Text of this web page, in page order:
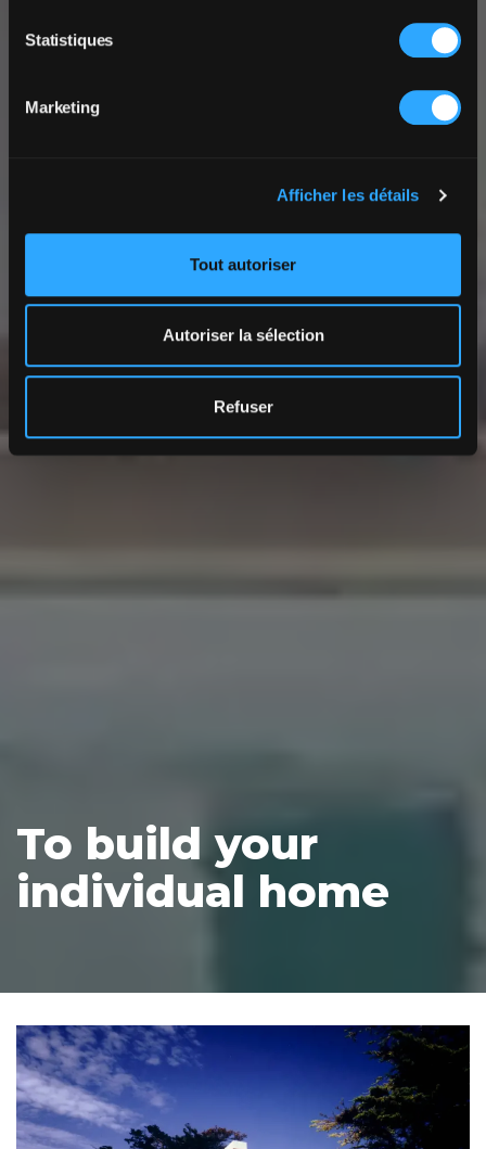
Statistiques
Marketing
Afficher les détails
Tout autoriser
Autoriser la sélection
Refuser
To build your
individual home